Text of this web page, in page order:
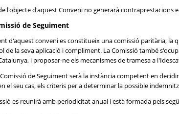
l'objecte d'aquest Conveni no generarà contraprestacions
de Seguiment
d'aquest conveni es constitueix una comissió paritària,
de la seva aplicació i compliment. La Comissió també
i proposar-ne els mecanismes de tramesa a
de Seguiment serà la instància competent en
el seu cas, els criteris per a determinar la possible
es reunirà amb periodicitat anual i està formada pels